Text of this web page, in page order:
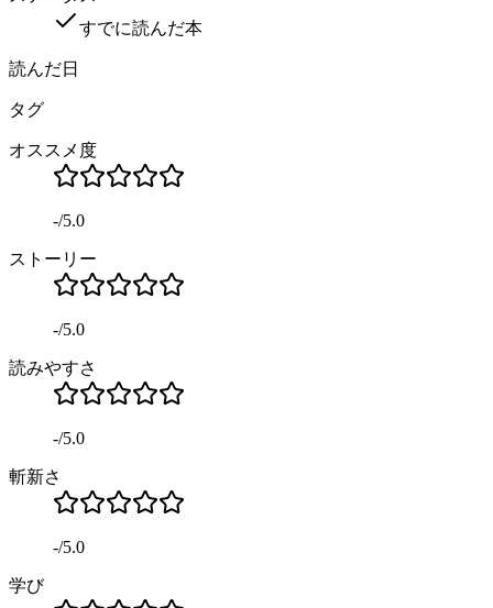
すでに読んだ本
読んだ日
タグ
オススメ度
-/5.0
ストーリー
-/5.0
読みやすさ
-/5.0
斬新さ
-/5.0
学び